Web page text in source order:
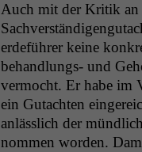
Auch mit der Kri­tik an
erde­führer keine
be­hand­lungs- und
ver­mocht. Er habe im
ein Gutacht­en
anlässlich der
nom­men wor­den.